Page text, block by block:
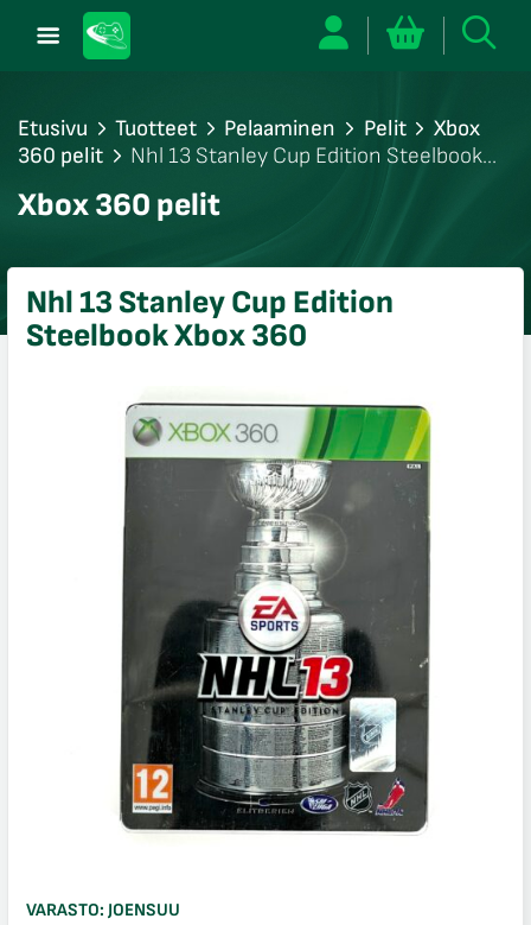
Etusivu Tuotteet Pelaaminen Pelit
Xbox
360 pelit
Nhl 13 Stanley Cup Edition Steelbook
Xbox 360 pelit
Nhl 13 Stanley Cup Edition
Steelbook Xbox 360
VARASTO: JOENSUU
sulje
sulje